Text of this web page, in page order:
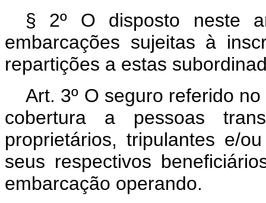
§ 2º O disposto neste
embarcações sujeitas à
repartições a estas
Art. 3º O seguro referido
cobertura a pessoas
proprietários, tripulantes e/
seus respectivos
embarcação operando.